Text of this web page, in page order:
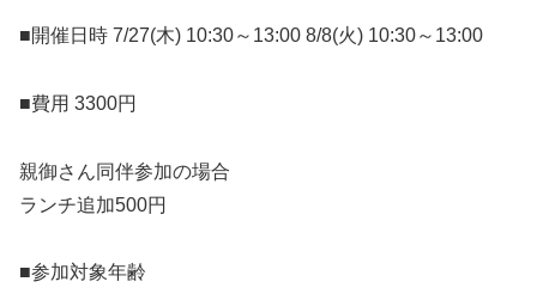
■開催日時 7/27(木) 10:30～13:00 8/8(火) 10:30～13:00⁡
■費用 3300円
親御さん同伴参加の場合
ランチ追加500円
■参加対象年齢